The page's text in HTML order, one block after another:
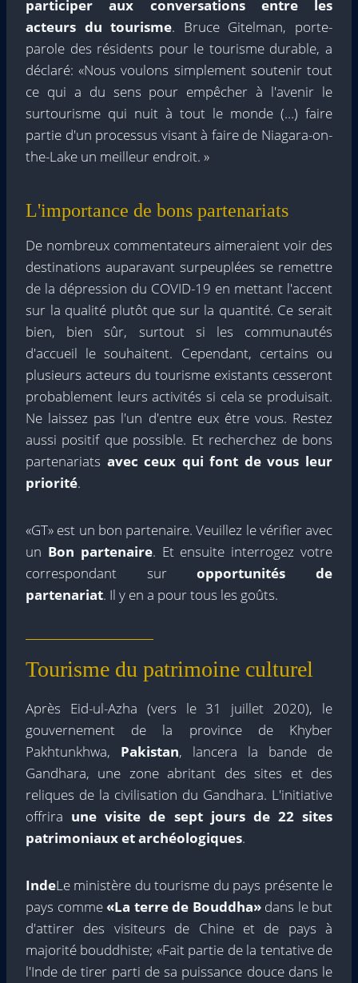
participer aux conversations entre les
acteurs du tourisme. Bruce Gitelman, porte-
parole des résidents pour le tourisme durable, a
déclaré: «Nous voulons simplement soutenir tout
ce qui a du sens pour empêcher à l'avenir le
surtourisme qui nuit à tout le monde (…) faire
partie d'un processus visant à faire de Niagara-on-
the-Lake un meilleur endroit. »
L'importance de bons partenariats
De nombreux commentateurs aimeraient voir des
destinations auparavant surpeuplées se remettre
de la dépression du COVID-19 en mettant l'accent
sur la qualité plutôt que sur la quantité. Ce serait
bien, bien sûr, surtout si les communautés
d'accueil le souhaitent. Cependant, certains ou
plusieurs acteurs du tourisme existants cesseront
probablement leurs activités si cela se produisait.
Ne laissez pas l'un d'entre eux être vous. Restez
aussi positif que possible. Et recherchez de bons
partenariats avec ceux qui font de vous leur
priorité.
«GT» est un bon partenaire. Veuillez le vérifier avec
un Bon partenaire. Et ensuite interrogez votre
correspondant suropportunités de
partenariat. Il y en a pour tous les goûts.
Tourisme du patrimoine culturel
Après Eid-ul-Azha (vers le 31 juillet 2020), le
gouvernement de la province de Khyber
Pakhtunkhwa, Pakistan, lancera la bande de
Gandhara, une zone abritant des sites et des
reliques de la civilisation du Gandhara. L'initiative
offrira une visite de sept jours de 22 sites
patrimoniaux et archéologiques.
IndeLe ministère du tourisme du pays présente le
pays comme «La terre de Bouddha»dans le but
d'attirer des visiteurs de Chine et de pays à
majorité bouddhiste; «Fait partie de la tentative de
l'Inde de tirer parti de sa puissance douce dans le